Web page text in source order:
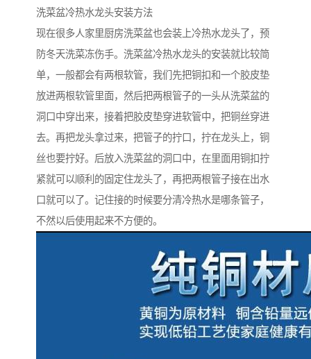
洗菜盆冷热水龙头安装方法
现在很多人家里厨房洗菜盆也会装上冷热水龙头了，预
防冬天洗菜冻伤手。洗菜盆冷热水龙头的安装就比较简
单，一般都会有两根软管，我们先把铜扣和一个胶皮垫
放进两根软管里面，然后把两根管子的一头从洗菜盆的
洞口中穿出来，接着把胶皮垫穿进软管中，把铜丝穿进
去。再把龙头拿过来，把管子的拧口，拧在龙头上，铜
丝也要拧好。后放入洗菜盆的洞口中，在里面用铜扣拧
紧就可以顺利的固定住龙头了，再把两根管子接在出水
口就可以了。记住接的时候要分清冷热水是哪条管子，
不然以后使用起来不方便的。